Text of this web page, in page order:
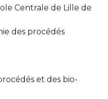
Centrale de Lille de
des procédés
et des bio-